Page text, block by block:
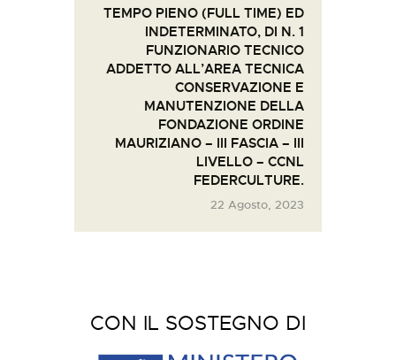
TEMPO PIENO (FULL TIME) ED
INDETERMINATO, DI N. 1
FUNZIONARIO TECNICO
ADDETTO ALL’AREA TECNICA
CONSERVAZIONE E
MANUTENZIONE DELLA
FONDAZIONE ORDINE
MAURIZIANO – III FASCIA – III
LIVELLO – CCNL
FEDERCULTURE.
22 Agosto, 2023
CON IL SOSTEGNO DI